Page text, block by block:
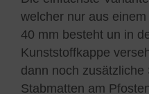
welcher nur aus
40 mm besteht un in
Kunststoffkappe
dann noch
Stabmatten am